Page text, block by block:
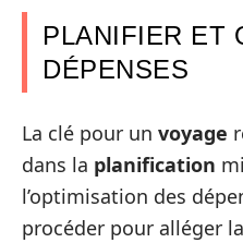
PLANIFIER ET
DÉPENSES
La clé pour un voyage
dans la planification
l’optimisation des
procéder pour alléger la